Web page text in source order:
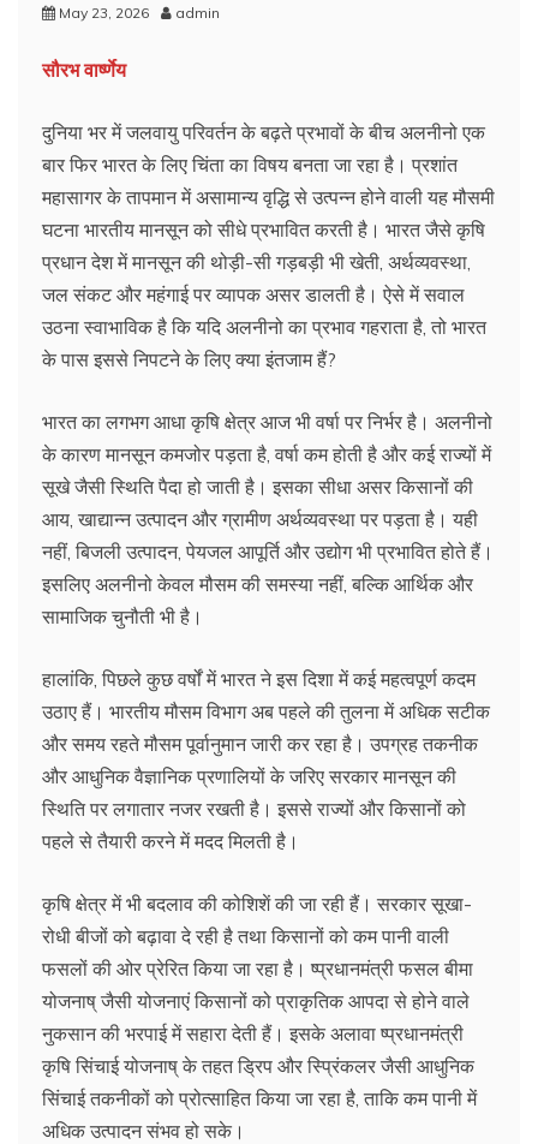
May 23, 2026 admin
सौरभ वार्ष्णेय
दुनिया भर में जलवायु परिवर्तन के बढ़ते प्रभावों के बीच अलनीनो एक
बार फिर भारत के लिए चिंता का विषय बनता जा रहा है। प्रशांत
महासागर के तापमान में असामान्य वृद्धि से उत्पन्न होने वाली यह मौसमी
घटना भारतीय मानसून को सीधे प्रभावित करती है। भारत जैसे कृषि
प्रधान देश में मानसून की थोड़ी-सी गड़बड़ी भी खेती, अर्थव्यवस्था,
जल संकट और महंगाई पर व्यापक असर डालती है। ऐसे में सवाल
उठना स्वाभाविक है कि यदि अलनीनो का प्रभाव गहराता है, तो भारत
के पास इससे निपटने के लिए क्या इंतजाम हैं?
भारत का लगभग आधा कृषि क्षेत्र आज भी वर्षा पर निर्भर है। अलनीनो
के कारण मानसून कमजोर पड़ता है, वर्षा कम होती है और कई राज्यों में
सूखे जैसी स्थिति पैदा हो जाती है। इसका सीधा असर किसानों की
आय, खाद्यान्न उत्पादन और ग्रामीण अर्थव्यवस्था पर पड़ता है। यही
नहीं, बिजली उत्पादन, पेयजल आपूर्ति और उद्योग भी प्रभावित होते हैं।
इसलिए अलनीनो केवल मौसम की समस्या नहीं, बल्कि आर्थिक और
सामाजिक चुनौती भी है।
हालांकि, पिछले कुछ वर्षों में भारत ने इस दिशा में कई महत्वपूर्ण कदम
उठाए हैं। भारतीय मौसम विभाग अब पहले की तुलना में अधिक सटीक
और समय रहते मौसम पूर्वानुमान जारी कर रहा है। उपग्रह तकनीक
और आधुनिक वैज्ञानिक प्रणालियों के जरिए सरकार मानसून की
स्थिति पर लगातार नजर रखती है। इससे राज्यों और किसानों को
पहले से तैयारी करने में मदद मिलती है।
कृषि क्षेत्र में भी बदलाव की कोशिशें की जा रही हैं। सरकार सूखा-
रोधी बीजों को बढ़ावा दे रही है तथा किसानों को कम पानी वाली
फसलों की ओर प्रेरित किया जा रहा है। ष्प्रधानमंत्री फसल बीमा
योजनाष् जैसी योजनाएं किसानों को प्राकृतिक आपदा से होने वाले
नुकसान की भरपाई में सहारा देती हैं। इसके अलावा ष्प्रधानमंत्री
कृषि सिंचाई योजनाष् के तहत ड्रिप और स्प्रिंकलर जैसी आधुनिक
सिंचाई तकनीकों को प्रोत्साहित किया जा रहा है, ताकि कम पानी में
अधिक उत्पादन संभव हो सके।